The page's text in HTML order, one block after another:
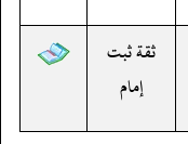
ثقة ثبت
إمام